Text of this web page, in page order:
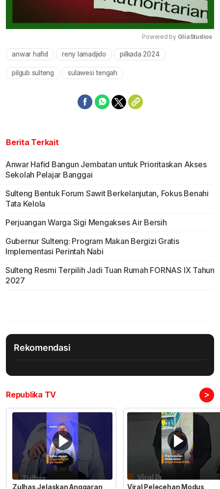
Powered by GliaStudios
anwar hafid reny lamadjido pilkada 2024
pilgub sulteng sulawesi tengah
Berita Terkait
Anwar Hafid Bangun Jembatan untuk Prioritaskan Akses
Sekolah Pelajar Banggai
Sulteng Bentuk Forum Sawit Berkelanjutan, Fokus Benahi
Tata Kelola
Perjuangan Warga Sigi Mengakses Air Bersih
Gubernur Sulteng: Program Makan Bergizi Gratis
Implementasi Perintah Nabi
Sulteng Resmi Terpilih Jadi Tuan Rumah FORNAS IX Tahun
2027
Rekomendasi
Republika TV >
Zulhas Jelaskan Anggaran
Viral Pelecehan Modus